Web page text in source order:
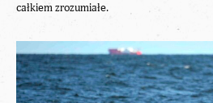
całkiem zrozumiałe.